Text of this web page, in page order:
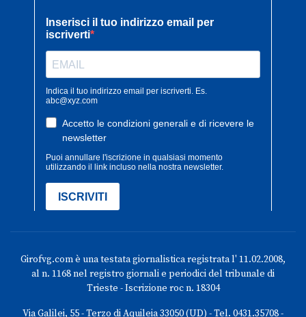
Girofvg.com è una testata giornalistica registrata l' 11.02.2008,
al n. 1168 nel registro giornali e periodici del tribunale di
Trieste - Iscrizione roc n. 18304
Via Galilei, 55 - Terzo di Aquileia 33050 (UD) - Tel. 0431.35708 -